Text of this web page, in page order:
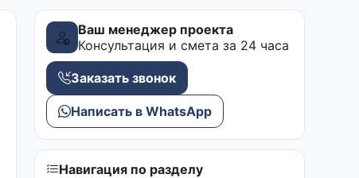
Ваш менеджер проекта
Консультация и смета за 24 часа
Заказать звонок
Написать в WhatsApp
Навигация по разделу